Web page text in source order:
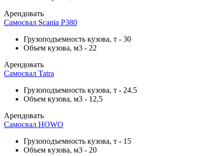
Арендовать
Самосвал Scania P380
Грузоподъемность кузова, т - 30
Объем кузова, м3 - 22
Арендовать
Самосвал Tatra
Грузоподъемность кузова, т - 24.5
Объем кузова, м3 - 12,5
Арендовать
Самосвал HOWO
Грузоподъемность кузова, т - 15
Объем кузова, м3 - 20